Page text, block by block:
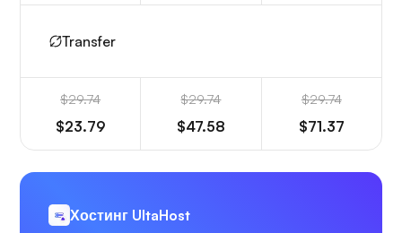
Transfer
$29.74
$23.79
$29.74
$47.58
$29.74
$71.37
Хостинг UltaHost